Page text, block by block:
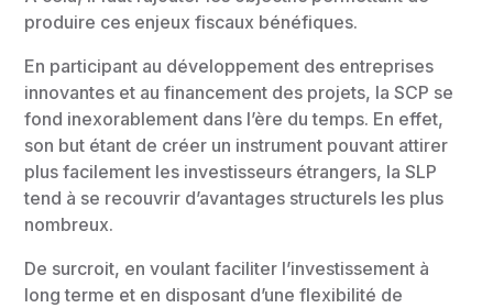
produire ces enjeux fiscaux bénéfiques.
En participant au développement des entreprises
innovantes et au financement des projets, la SCP se
fond inexorablement dans l’ère du temps. En effet,
son but étant de créer un instrument pouvant attirer
plus facilement les investisseurs étrangers, la SLP
tend à se recouvrir d’avantages structurels les plus
nombreux.
De surcroit, en voulant faciliter l’investissement à
long terme et en disposant d’une flexibilité de